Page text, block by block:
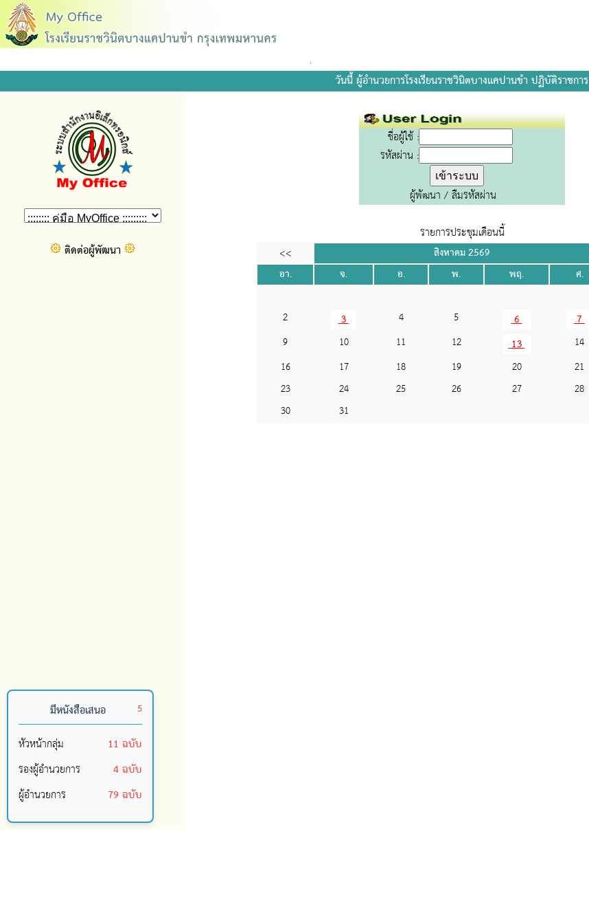
วันนี้ ผู้อำนวยการโรงเรียนราชวินิตบางแคปานขำ ปฏิบัติราชการ
มีหนังสือเสนอ 5
หัวหน้ากลุ่ม 11 ฉบับ
รองผู้อำนวยการ 4 ฉบับ
ผู้อำนวยการ 79 ฉบับ
ติดต่อผู้พัฒนา
ชื่อผู้ใช้ :
รหัสผ่าน :
ผู้พัฒนา/ลืมรหัสผ่าน
รายการประชุมเดือนนี้
<<
สิงหาคม 2569
อา.
จ. อ. พ. พฤ. ศ.
2
3 4 5 6 7
9 10 11 12 13 14
16
17 18 19 20 21
23
24 25 26 27 28
30
31